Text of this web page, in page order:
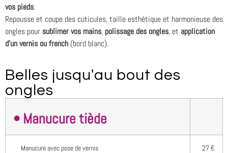
vos pieds.
Repousse et coupe des cuticules, taille esthétique et harmonieuse des
ongles pour sublimer vos mains, polissage des ongles, et application
d’un vernis ou french (bord blanc).
Belles jusqu'au bout des
ongles
• Manucure tiède
Manucure avec pose de vernis 27 €